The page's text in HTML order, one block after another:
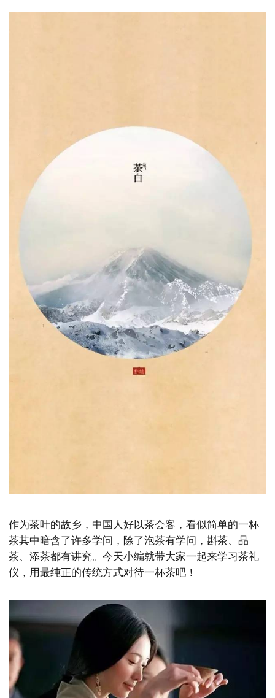
作为茶叶的故乡，中国人好以茶会客，看似简单的一杯
茶其中暗含了许多学问，除了泡茶有学问，斟茶、品
茶、添茶都有讲究。今天小编就带大家一起来学习茶礼
仪，用最纯正的传统方式对待一杯茶吧！